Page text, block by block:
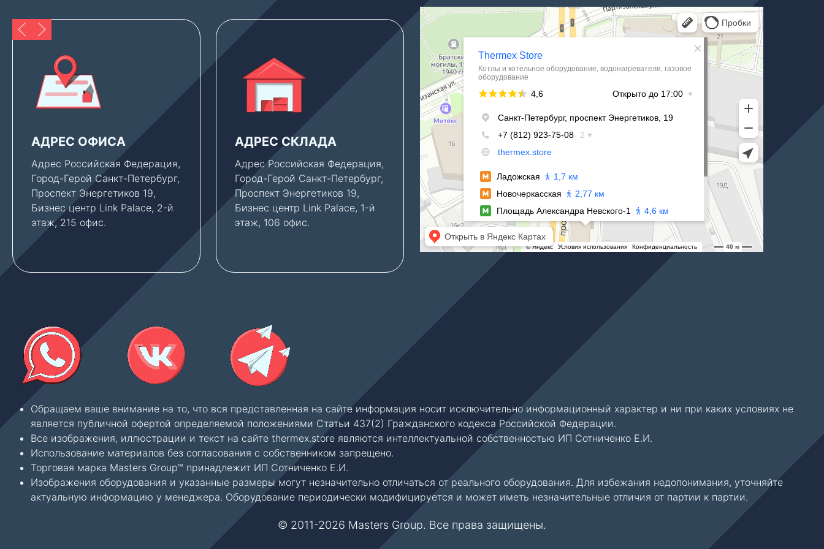
АДРЕС ОФИСА
Адрес Российская Федерация,
Город-Герой Санкт-Петербург,
Проспект Энергетиков 19,
Бизнес центр Link Palace, 2-й
этаж, 215 офис.
АДРЕС СКЛАДА
Адрес Российская Федерация,
Город-Герой Санкт-Петербург,
Проспект Энергетиков 19,
Бизнес центр Link Palace, 1-й
этаж, 106 офис.
ПАРКОВКА
Клиентам, которым нужна
консультация по новым
объектам, мы можем
предоставить парковочное
место во дворе бизнес центра
— бесплатно.
Thermex Store
Котлы и котельное оборудование в Санкт‑Петербурге
Водонагреватели в Санкт‑Петербурге
Обращаем ваше внимание на то, что вся представленная на сайте информация носит исключительно информационный характер и ни при каких условиях не
является публичной офертой определяемой положениями Статьи 437(2) Гражданского кодекса Российской Федерации.
Все изображения, иллюстрации и текст на сайте thermex.store являются интеллектуальной собственностью ИП Сотниченко Е.И.
Использование материалов без согласования с собственником запрещено.
Торговая марка Masters Group™ принадлежит ИП Сотниченко Е.И.
Изображения оборудования и указанные размеры могут незначительно отличаться от реального оборудования. Для избежания недопонимания, уточняйте
актуальную информацию у менеджера. Оборудование периодически модифицируется и может иметь незначительные отличия от партии к партии.
© 2011-2026 Masters Group. Все права защищены.